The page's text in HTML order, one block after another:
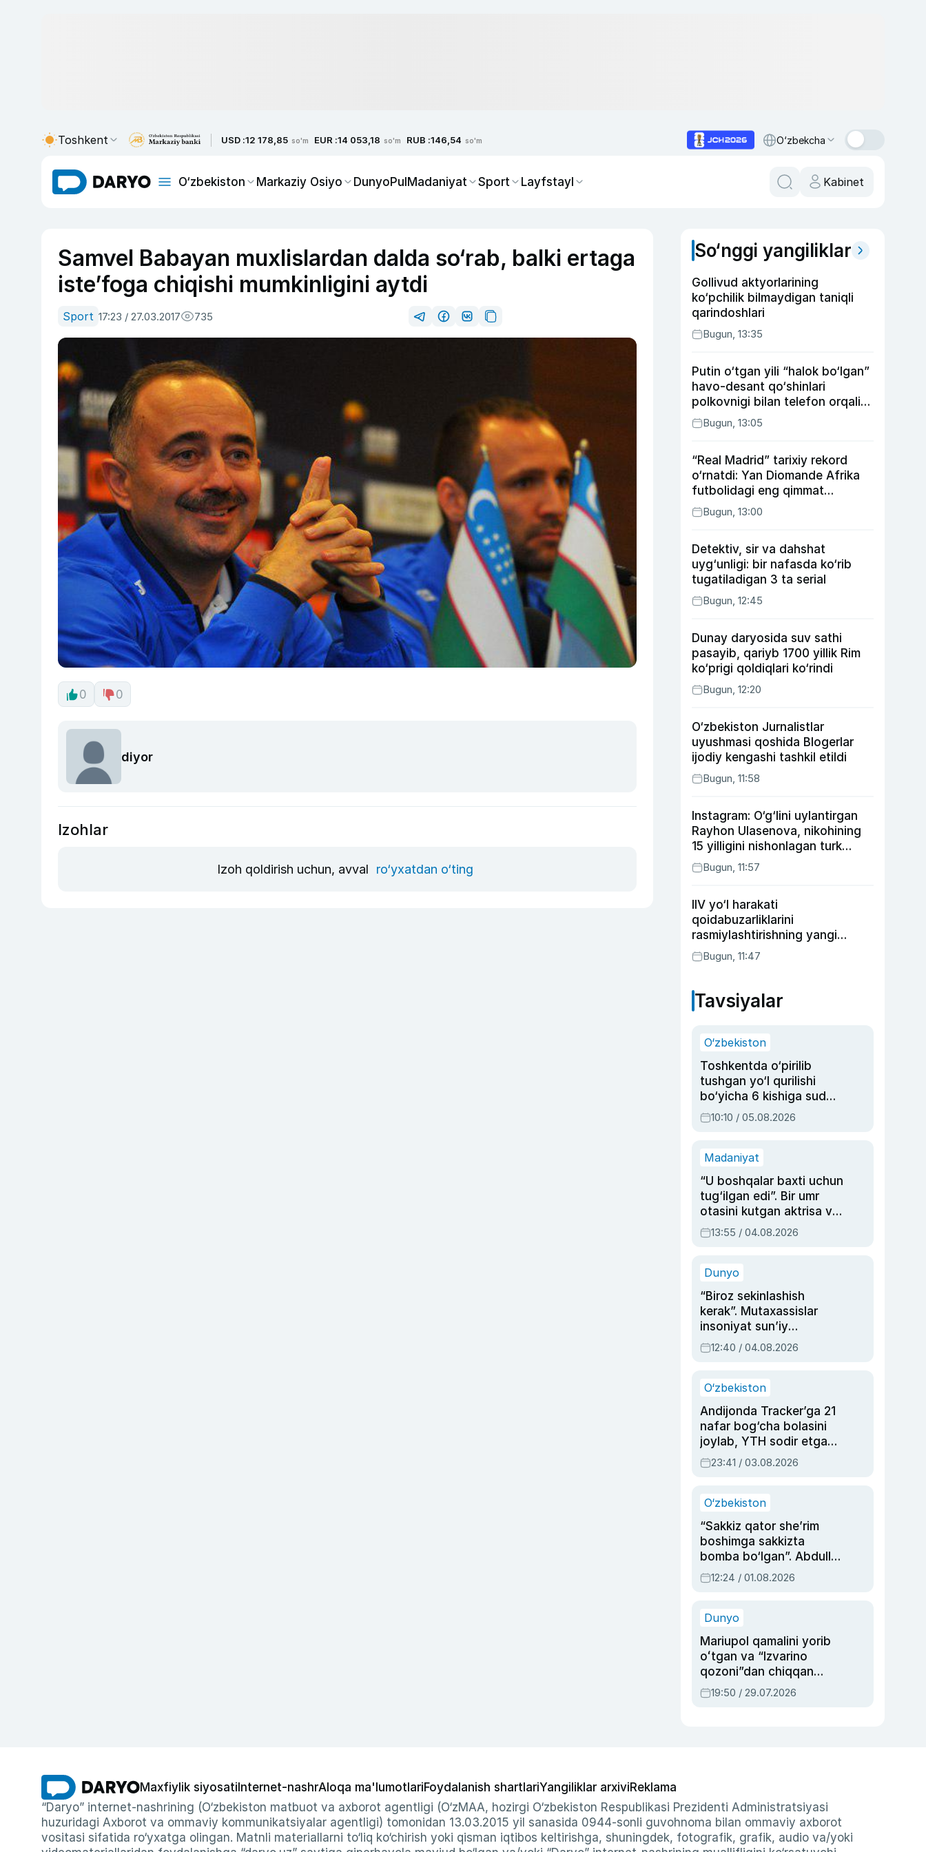
Toshkent USD :12 178,85 so'm EUR :14 053,18 so'm RUB :146,54 so'm O‘zbekcha
O‘zbekiston Markaziy Osiyo DunyoPulMadaniyat Sport Layfstayl Kabinet
Samvel Babayan muxlislardan dalda so‘rab, balki ertaga
iste’foga chiqishi mumkinligini aytdi
Sport 17:23 / 27.03.2017 735
0 0
diyor
Izohlar
Izoh qoldirish uchun, avval ro‘yxatdan o‘ting
So‘nggi yangiliklar
Gollivud aktyorlarining
ko‘pchilik bilmaydigan taniqli
qarindoshlari
Bugun, 13:35
Putin o‘tgan yili “halok bo‘lgan”
havo-desant qo‘shinlari
polkovnigi bilan telefon orqali
suhbatlashdi
Bugun, 13:05
“Real Madrid” tarixiy rekord
o‘rnatdi: Yan Diomande Afrika
futbolidagi eng qimmat
transferga aylandi
Bugun, 13:00
Detektiv, sir va dahshat
uyg‘unligi: bir nafasda ko‘rib
tugatiladigan 3 ta serial
Bugun, 12:45
Dunay daryosida suv sathi
pasayib, qariyb 1700 yillik Rim
ko‘prigi qoldiqlari ko‘rindi
Bugun, 12:20
O‘zbekiston Jurnalistlar
uyushmasi qoshida Blogerlar
ijodiy kengashi tashkil etildi
Bugun, 11:58
Instagram: O‘g‘lini uylantirgan
Rayhon Ulasenova, nikohining
15 yilligini nishonlagan turk
aktyorlari va Kamelot qasriga
sayohat qilgan Zebo Rahimova
Bugun, 11:57
IIV yo‘l harakati
qoidabuzarliklarini
rasmiylashtirishning yangi
tartibini taklif qildi
Bugun, 11:47
Tavsiyalar
O‘zbekiston
Toshkentda o‘pirilib
tushgan yo‘l qurilishi
bo‘yicha 6 kishiga sud
hukmi o‘qildi
10:10 / 05.08.2026
Madaniyat
“U boshqalar baxti uchun
tug‘ilgan edi”. Bir umr
otasini kutgan aktrisa va
dublyaj ustasi Rimma
Ahmedovaning
13:55 / 04.08.2026
Dunyo
“Biroz sekinlashish
kerak”. Mutaxassislar
insoniyat sun’iy
intellektni boshqara
olmay qolishidan xavotir
12:40 / 04.08.2026
O‘zbekiston
Andijonda Tracker’ga 21
nafar bog‘cha bolasini
joylab, YTH sodir etgan
ayolga sud hukmi o‘qildi
23:41 / 03.08.2026
O‘zbekiston
“Sakkiz qator she’rim
boshimga sakkizta
bomba bo‘lgan”. Abdulla
Oripovni siyosiy
ayblovlardan asrab
12:24 / 01.08.2026
Dunyo
Mariupol qamalini yorib
oʻtgan va “Izvarino
qozoni”dan chiqqan
qahramon — Ukraina
armiyasi bosh
19:50 / 29.07.2026
Maxfiylik siyosati Internet-nashrAloqa ma'lumotlariFoydalanish shartlariYangiliklar arxiviReklama
“Daryo” internet-nashrining (O‘zbekiston matbuot va axborot agentligi (O‘zMAA, hozirgi O‘zbekiston Respublikasi Prezidenti Administratsiyasi
huzuridagi Axborot va ommaviy kommunikatsiyalar agentligi) tomonidan 13.03.2015 yil sanasida 0944-sonli guvohnoma bilan ommaviy axborot
vositasi sifatida ro‘yxatga olingan. Matnli materiallarni to‘liq ko‘chirish yoki qisman iqtibos keltirishga, shuningdek, fotografik, grafik, audio va/yoki